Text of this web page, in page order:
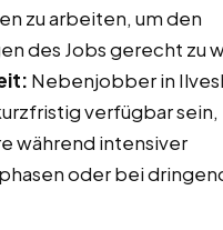
zu arbeiten, um den
des Jobs gerecht zu
Nebenjobber in
verfügbar sein,
während intensiver
oder bei